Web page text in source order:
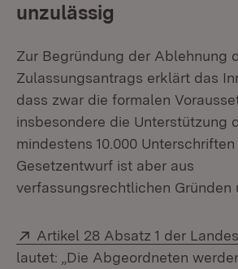
unzulässig
Zur Begründung der Ablehnung
Zulassungsantrags erklärt das
dass zwar die formalen
insbesondere die Unterstützung
mindestens 10.000
Gesetzentwurf ist aber aus
verfassungsrechtlichen Gründen
Extern:
Artikel 28 Absatz 1 der
lautet: „Die Abgeordneten